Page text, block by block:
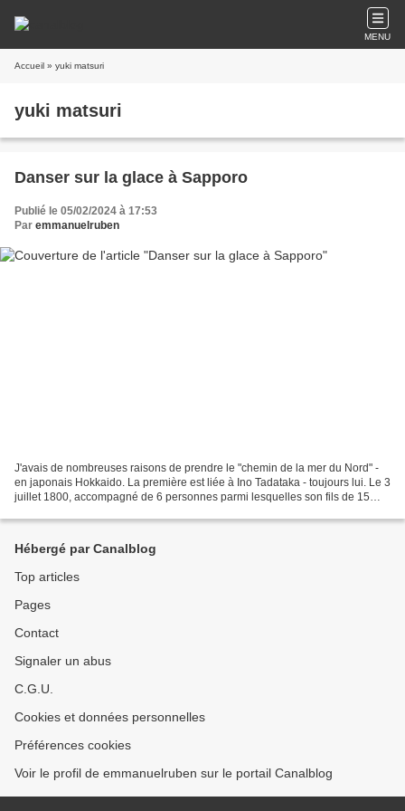
MENU
Accueil » yuki matsuri
yuki matsuri
Danser sur la glace à Sapporo
Publié le 05/02/2024 à 17:53
Par emmanuelruben
J'avais de nombreuses raisons de prendre le "chemin de la mer du Nord" -
en japonais Hokkaido. La première est liée à Ino Tadataka - toujours lui. Le 3
juillet 1800, accompagné de 6 personnes parmi lesquelles son fils de 15
Hébergé par Canalblog
Top articles
Pages
Contact
Signaler un abus
C.G.U.
Cookies et données personnelles
Préférences cookies
Voir le profil de emmanuelruben sur le portail Canalblog